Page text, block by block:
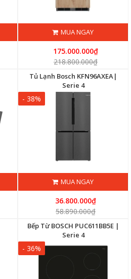
MUA NGAY
175.000.000₫
218.800.000₫
Tủ Lạnh Bosch KFN96AXEA|
Serie 4
- 38%
MUA NGAY
36.800.000₫
58.890.000₫
Bếp Từ BOSCH PUC611BB5E |
Serie 4
- 36%